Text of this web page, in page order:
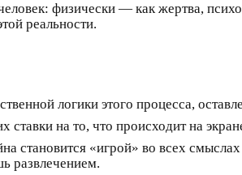
физически — как жертва,
реальности.
логики этого процесса,
на то, что происходит на
становится «игрой» во всех
развлечением.